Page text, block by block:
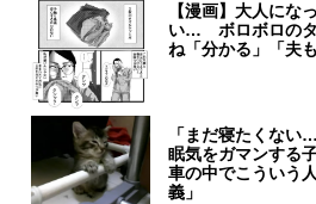
【漫画】大人にな
い… ボロボロのタ
ね「分かる」「夫
「まだ寝たくない
眠気をガマンする
車の中でこういう
義」